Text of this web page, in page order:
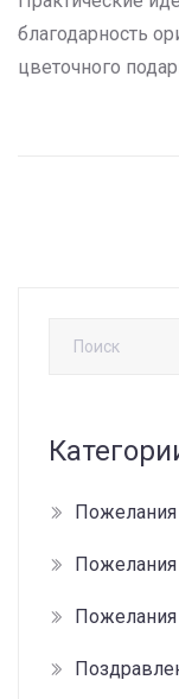
благодарность
цветочного
Пожелания
Пожелания